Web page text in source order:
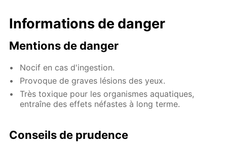
Informations de danger
Mentions de danger
Nocif en cas d'ingestion.
Provoque de graves lésions des yeux.
Très toxique pour les organismes aquatiques,
entraîne des effets néfastes à long terme.
Conseils de prudence